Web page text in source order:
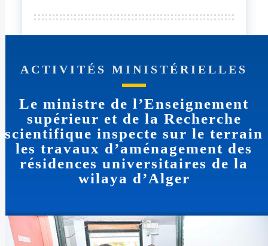
ACTIVITÉS MINISTÉRIELLES
Le ministre de l’Enseignement
supérieur et de la Recherche
scientifique inspecte sur le terrain
les travaux d’aménagement des
résidences universitaires de la
wilaya d’Alger